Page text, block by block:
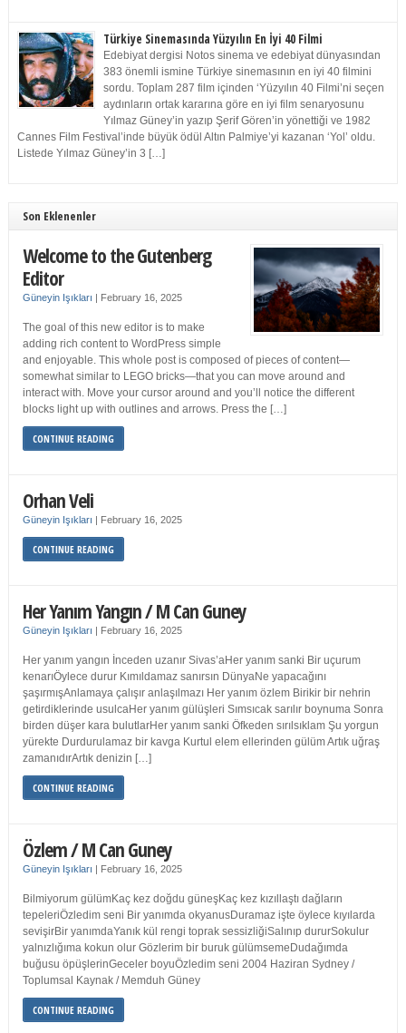
Türkiye Sinemasında Yüzyılın En İyi 40 Filmi
Edebiyat dergisi Notos sinema ve edebiyat dünyasından
383 önemli ismine Türkiye sinemasının en iyi 40 filmini
sordu. Toplam 287 film içinden ‘Yüzyılın 40 Filmi’ni seçen
aydınların ortak kararına göre en iyi film senaryosunu
Yılmaz Güney’in yazıp Şerif Gören’in yönettiği ve 1982
Cannes Film Festival’inde büyük ödül Altın Palmiye’yi kazanan ‘Yol’ oldu.
Listede Yılmaz Güney’in 3 […]
Son Eklenenler
Welcome to the Gutenberg
Editor
Güneyin Işıkları | February 16, 2025
The goal of this new editor is to make
adding rich content to WordPress simple
and enjoyable. This whole post is composed of pieces of content—
somewhat similar to LEGO bricks—that you can move around and
interact with. Move your cursor around and you’ll notice the different
blocks light up with outlines and arrows. Press the […]
CONTINUE READING
Orhan Veli
Güneyin Işıkları | February 16, 2025
CONTINUE READING
Her Yanım Yangın / M Can Guney
Güneyin Işıkları | February 16, 2025
Her yanım yangın İnceden uzanır Sivas’aHer yanım sanki Bir uçurum
kenarıÖylece durur Kımıldamaz sanırsın DünyaNe yapacağını
şaşırmışAnlamaya çalışır anlaşılmazı Her yanım özlem Birikir bir nehrin
getirdiklerinde usulcaHer yanım gülüşleri Sımsıcak sarılır boynuma Sonra
birden düşer kara bulutlarHer yanım sanki Öfkeden sırılsıklam Şu yorgun
yürekte Durdurulamaz bir kavga Kurtul elem ellerinden gülüm Artık uğraş
zamanıdırArtık denizin […]
CONTINUE READING
Özlem / M Can Guney
Güneyin Işıkları | February 16, 2025
Bilmiyorum gülümKaç kez doğdu güneşKaç kez kızıllaştı dağların
tepeleriÖzledim seni Bir yanımda okyanusDuramaz işte öylece kıyılarda
sevişirBir yanımdaYanık kül rengi toprak sessizliğiSalınıp dururSokulur
yalnızlığıma kokun olur Gözlerim bir buruk gülümsemeDudağımda
buğusu öpüşlerinGeceler boyuÖzledim seni 2004 Haziran Sydney /
Toplumsal Kaynak / Memduh Güney
CONTINUE READING